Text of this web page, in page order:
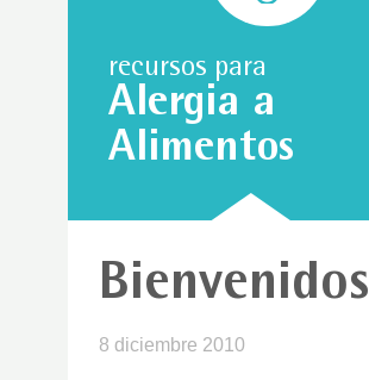
recursos para
Alergia a
Alimentos
Bienvenidos
8 diciembre 2010